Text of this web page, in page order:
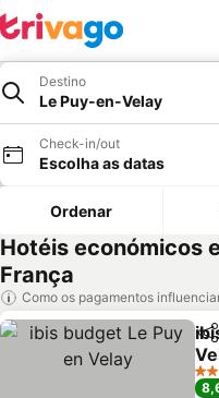
Destino
Le Puy-en-Velay
Check-in/out
Escolha as datas
Ordenar
Hotéis económicos
França
Como os pagamentos
2